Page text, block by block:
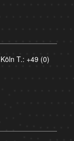
T.: +49 (0)